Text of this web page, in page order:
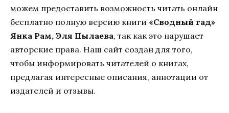
можем предоставить возможность читать онлайн
бесплатно полную версию книги «Сводный гад»
Янка Рам, Эля Пылаева, так как это нарушает
авторские права. Наш сайт создан для того,
чтобы информировать читателей о книгах,
предлагая интересные описания, аннотации от
издателей и отзывы.